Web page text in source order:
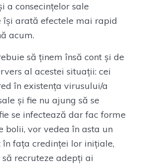
a consecințelor sale
își arată efectele mai rapid
acum.
să ținem însă cont și de
al acestei situații: cei
în existența virusului/a
și fie nu ajung să se
se infectează dar fac forme
bolii, vor vedea în asta un
fața credinței lor inițiale,
recruteze adepți ai